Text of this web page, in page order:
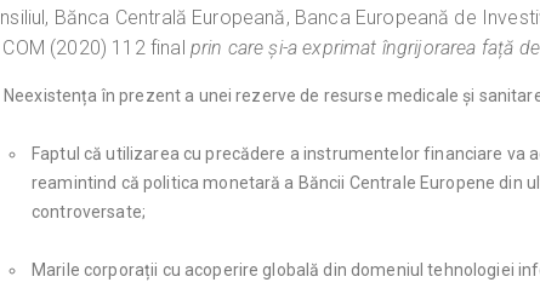
Bănca Centrală Europeană, Banca Europeană de
(2020) 112 final prin care și-a exprimat îngrijorarea față de
Neexistența în prezent a unei rezerve de resurse medicale și
Faptul că utilizarea cu precădere a instrumentelor financiare
reamintind că politica monetară a Băncii Centrale Europene din
controversate;
Marile corporații cu acoperire globală din domeniul tehnologiei